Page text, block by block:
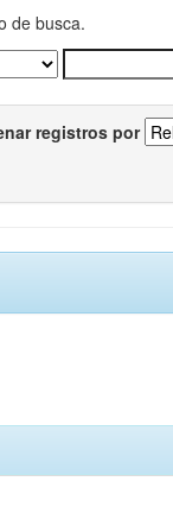
de busca.
registros por